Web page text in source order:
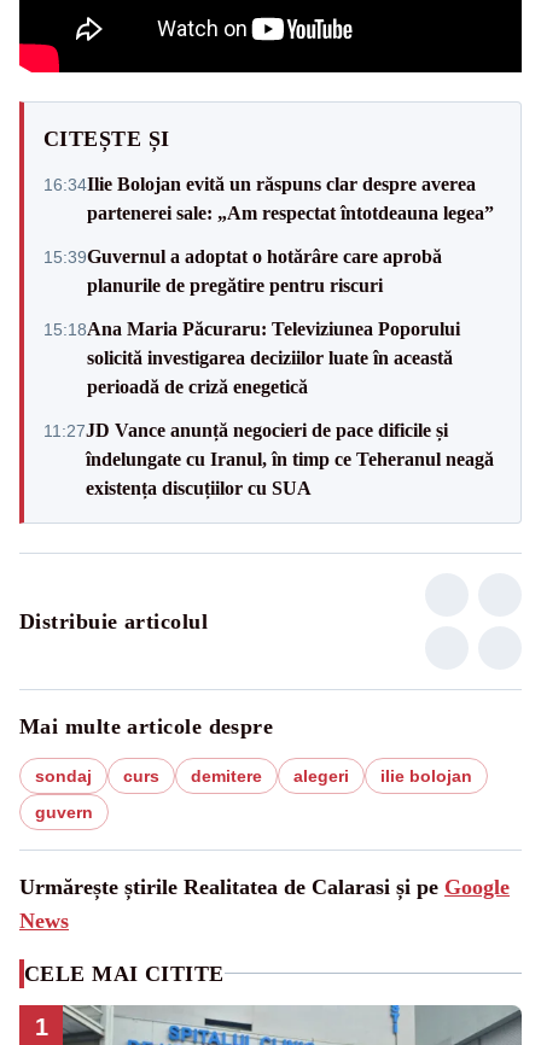
CITEȘTE ȘI
16:34Ilie Bolojan evită un răspuns clar despre averea
partenerei sale: „Am respectat întotdeauna legea”
15:39Guvernul a adoptat o hotărâre care aprobă
planurile de pregătire pentru riscuri
15:18Ana Maria Păcuraru: Televiziunea Poporului
solicită investigarea deciziilor luate în această
perioadă de criză enegetică
11:27JD Vance anunță negocieri de pace dificile și
îndelungate cu Iranul, în timp ce Teheranul neagă
existența discuțiilor cu SUA
Distribuie articolul
Mai multe articole despre
sondaj curs demitere alegeri
ilie bolojan
guvern
Urmărește știrile Realitatea de Calarasi și pe Google
News
CELE MAI CITITE
1